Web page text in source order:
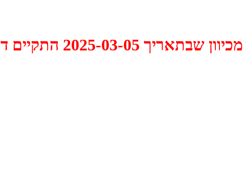
דיון האם למחוק אותו.